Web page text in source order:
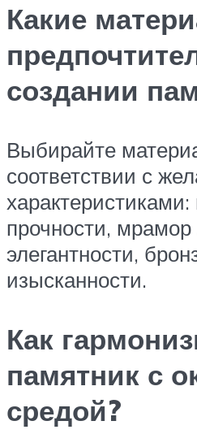
Какие
создании
Выбирайте
соответствии с
характеристиками:
прочности, мрамор
элегантности,
изысканности.
Как
памятник с
средой?